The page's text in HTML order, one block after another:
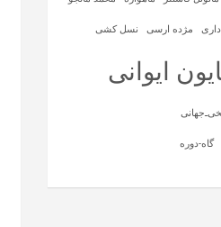
مژده ارسی نسل کشی
ایوانی
گاه-دوره